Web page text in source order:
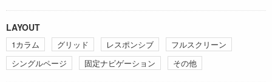
LAYOUT
1カラム グリッド レスポンシブ
フルスクリーン
シングルページ
固定ナビゲーション その他